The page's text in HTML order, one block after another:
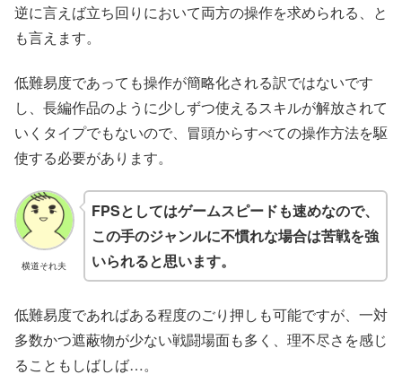
逆に言えば立ち回りにおいて両方の操作を求められる、と
も言えます。
低難易度であっても操作が簡略化される訳ではないです
し、長編作品のように少しずつ使えるスキルが解放されて
いくタイプでもないので、冒頭からすべての操作方法を駆
使する必要があります。
横道それ夫
FPSとしてはゲームスピードも速めなので、
この手のジャンルに不慣れな場合は苦戦を強
いられると思います。
低難易度であればある程度のごり押しも可能ですが、一対
多数かつ遮蔽物が少ない戦闘場面も多く、理不尽さを感じ
ることもしばしば…。